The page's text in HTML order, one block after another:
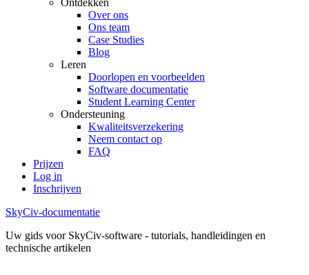
Ontdekken
Over ons
Ons team
Case Studies
Blog
Leren
Doorlopen en voorbeelden
Software documentatie
Student Learning Center
Ondersteuning
Kwaliteitsverzekering
Neem contact op
FAQ
Prijzen
Log in
Inschrijven
SkyCiv-documentatie
Uw gids voor SkyCiv-software - tutorials, handleidingen en
technische artikelen